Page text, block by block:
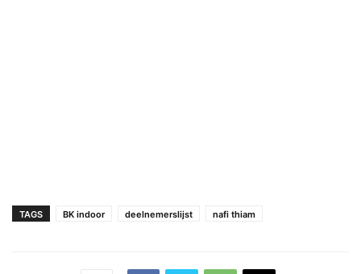
TAGS BK indoor deelnemerslijst nafi thiam